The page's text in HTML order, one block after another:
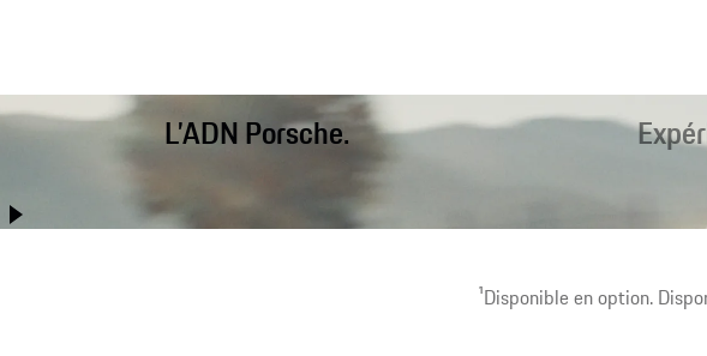
L’ADN Porsche.
d’utilisation au quotidien, confort sur longue distance et
Des
conduite
1Disponible en option.